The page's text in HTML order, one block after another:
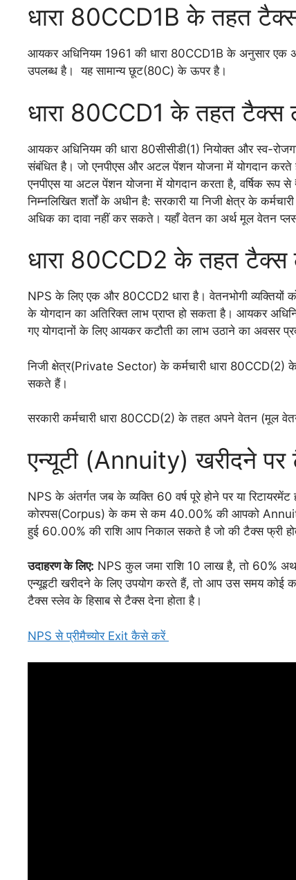
धारा 80CCD1B के तहत
आयकर अधिनियम 1961 की धारा 80CCD1B के अनुसार
उपलब्ध है। यह सामान्य छूट(80C) के ऊपर है।
धारा 80CCD1 के तहत टैक्स
आयकर अधिनियम की धारा 80सीसीडी(1) नियोक्त और स्व-
संबंधित है। जो एनपीएस और अटल पेंशन योजना में योगदान करते
एनपीएस या अटल पेंशन योजना में योगदान करता है, वर्षिक
निम्नलिखित शर्तों के अधीन है: सरकारी या निजी क्षेत्र के
अधिक का दावा नहीं कर सकते। यहाँ वेतन का अर्थ मूल वेतन
धारा 80CCD2 के तहत टैक्स
NPS के लिए एक और 80CCD2 धारा है। वेतनभोगी
के योगदान का अतिरिक्त लाभ प्राप्त हो सकता है। आयकर
गए योगदानों के लिए आयकर कटौती का लाभ उठाने का अवसर
निजी क्षेत्र(Private Sector) के कर्मचारी धारा
सकते हैं।
सरकारी कर्मचारी धारा 80CCD(2) के तहत अपने वेतन
एन्यूटी (Annuity) खरीदने पर
NPS के अंतर्गत जब के व्यक्ति 60 वर्ष पूरे होने पर या
कोरपस(Corpus) के कम से कम 40.00% की आपको Annuity
हुई 60.00% की राशि आप निकाल सकते है जो की टैक्स फ्री
उदाहरण के लिए: NPS कुल जमा राशि 10 लाख है, तो 60%
एन्यूइटी खरीदने के लिए उपयोग करते हैं, तो आप उस समय कोई
टैक्स स्लेव के हिसाब से टैक्स देना होता है।
NPS से प्रीमैच्योर Exit कैसे करें